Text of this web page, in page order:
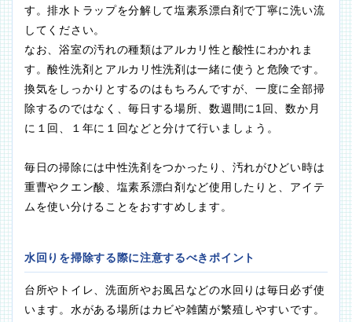
す。排水トラップを分解して塩素系漂白剤で丁寧に洗い流
してください。
なお、浴室の汚れの種類はアルカリ性と酸性にわかれま
す。酸性洗剤とアルカリ性洗剤は一緒に使うと危険です。
換気をしっかりとするのはもちろんですが、一度に全部掃
除するのではなく、毎日する場所、数週間に1回、数か月
に１回、１年に１回などと分けて行いましょう。
毎日の掃除には中性洗剤をつかったり、汚れがひどい時は
重曹やクエン酸、塩素系漂白剤など使用したりと、アイテ
ムを使い分けることをおすすめします。
水回りを掃除する際に注意するべきポイント
台所やトイレ、洗面所やお風呂などの水回りは毎日必ず使
います。水がある場所はカビや雑菌が繁殖しやすいです。